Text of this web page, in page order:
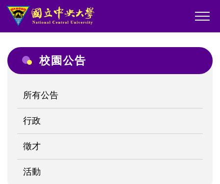
跳
主
要
內
容
校園公告
所有公告
行政
徵才
活動